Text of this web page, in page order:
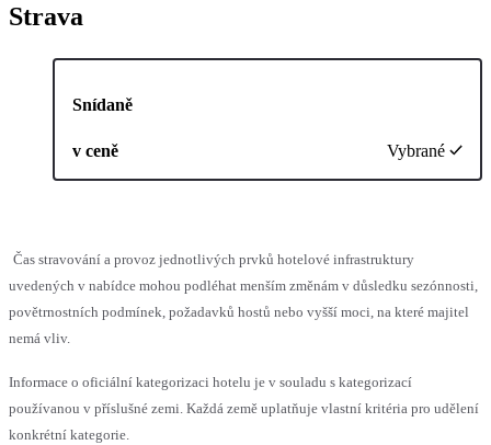
Strava
Snídaně
v ceně Vybrané
Čas stravování a provoz jednotlivých prvků hotelové infrastruktury
uvedených v nabídce mohou podléhat menším změnám v důsledku sezónnosti,
povětrnostních podmínek, požadavků hostů nebo vyšší moci, na které majitel
nemá vliv.
Informace o oficiální kategorizaci hotelu je v souladu s kategorizací
používanou v příslušné zemi. Každá země uplatňuje vlastní kritéria pro udělení
konkrétní kategorie.